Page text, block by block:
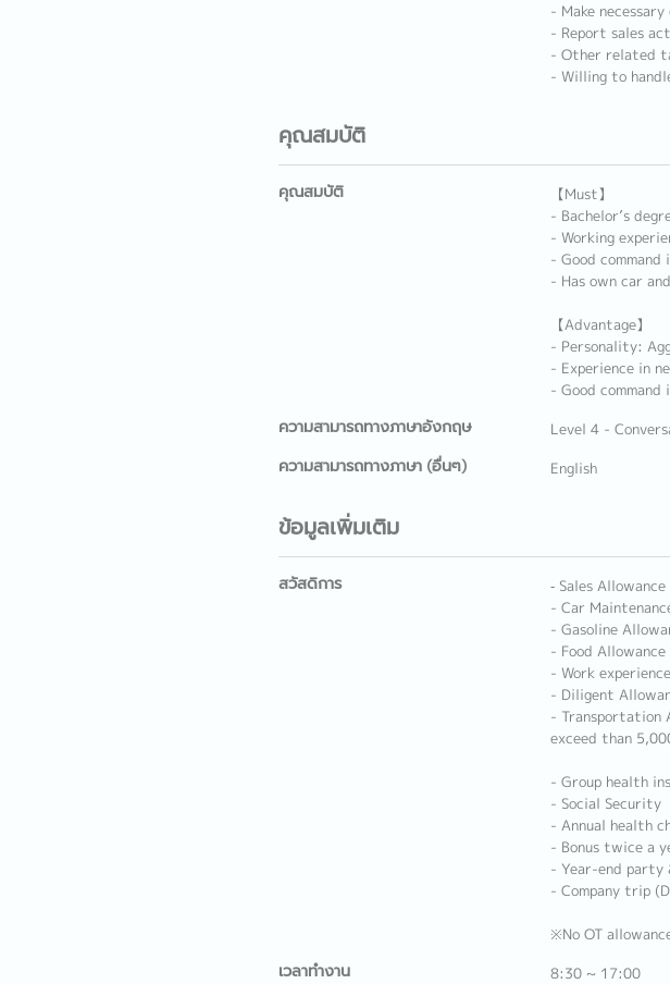
- Make
- Report sales
- Other related
- Willing to
คุณสมบัติ
คุณสมบัติ
【Must】
- Bachelor’s
- Working
- Good
- Has own car
【Advantage】
- Personality:
- Experience in
- Good
ความสามารถทางภาษาอังกฤษ Level 4 -
ความสามารถทางภาษา (อื่นๆ) English
ข้อมูลเพิ่มเติม
สวัสดิการ
‐ Sales
- Car
- Gasoline
- Food
- Work
- Diligent
- Transportation
exceed than
- Group health
- Social Security
- Annual health
- Bonus twice a
- Year-end party
- Company trip
※No OT
เวลาทำงาน 8:30 ~ 17:00